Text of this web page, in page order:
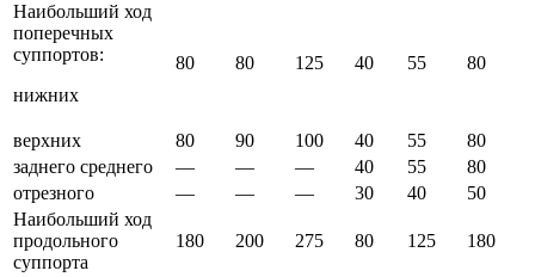
Наибольший ход
поперечных
суппортов:
нижних
80 80 125 40 55 80
верхних 80 90 100 40 55
80
заднего среднего
— — — 40 55
80
отрезного
— — — 30 40
50
Наибольший ход
продольного
суппорта
180 200 275 80 125 180